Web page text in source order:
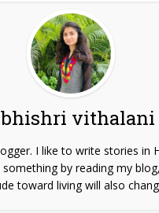
vithalani
I like to write stories in
by reading my
toward living will also